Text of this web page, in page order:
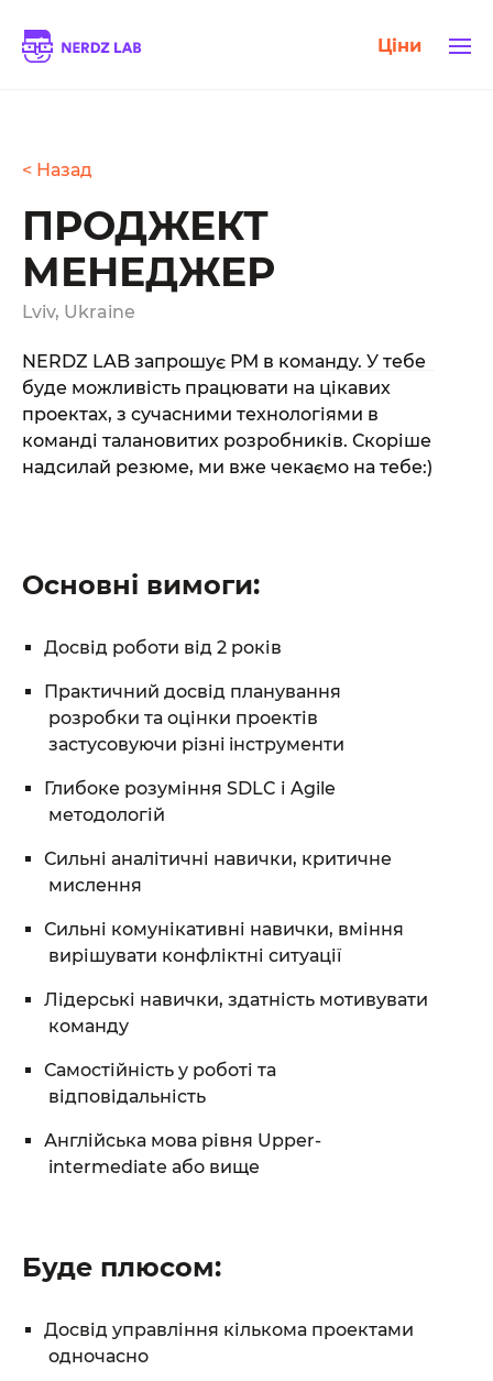
Ціни
От халепа... Ця сторінка ще не має українського
< Назад
ПРОДЖЕКТ
МЕНЕДЖЕР
Lviv, Ukraine
NERDZ LAB запрошує РМ в команду. У тебе
буде можливість працювати на цікавих
проектах, з сучасними технологіями в
команді талановитих розробників. Скоріше
надсилай резюме, ми вже чекаємо на тебе:)
Основні вимоги:
Досвід роботи від 2 років
Практичний досвід планування
розробки та оцінки проектів
застусовуючи рiзнi iнструменти
Глибоке розуміння SDLC і Agile
методологій
Сильні аналітичні навички, критичне
мислення
Сильні комунікативні навички, вміння
вирішувати конфліктні ситуації
Лідерські навички, здатність мотивувати
команду
Самостійність у роботі та
відповідальність
Англійська мова рівня Upper-
intermediate або вище
Буде плюсом:
Досвід управління кількома проектами
одночасно